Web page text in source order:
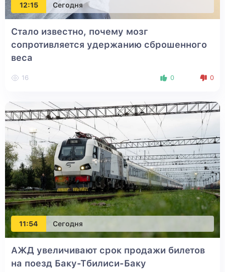
12:15 Сегодня
Стало известно, почему мозг
сопротивляется удержанию сброшенного
веса
16 0 0
11:54 Сегодня
АЖД увеличивают срок продажи билетов
на поезд Баку-Тбилиси-Баку